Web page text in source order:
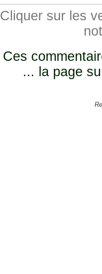
Cliquer sur les
Ces
... la page